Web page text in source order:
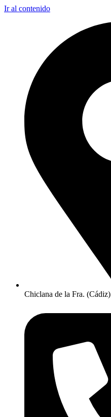
Ir al contenido
Chiclana de la Fra. (Cádiz)